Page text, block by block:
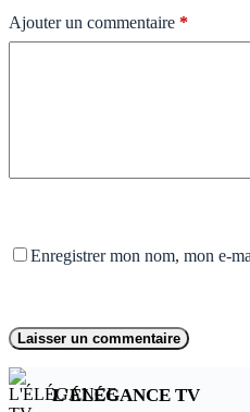
Ajouter un commentaire *
Enregistrer mon nom, mon e-
Laisser un commentaire
L'ÉLÉGANCE TV